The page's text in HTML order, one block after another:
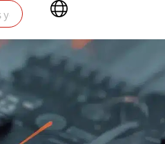
Main
Menu